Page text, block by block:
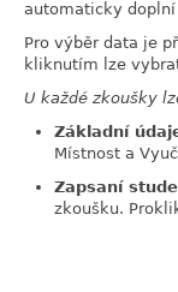
automaticky
Pro výběr data je
kliknutím lze
U každé zkoušky
Základní
Místnost a
Zapsaní
zkoušku.